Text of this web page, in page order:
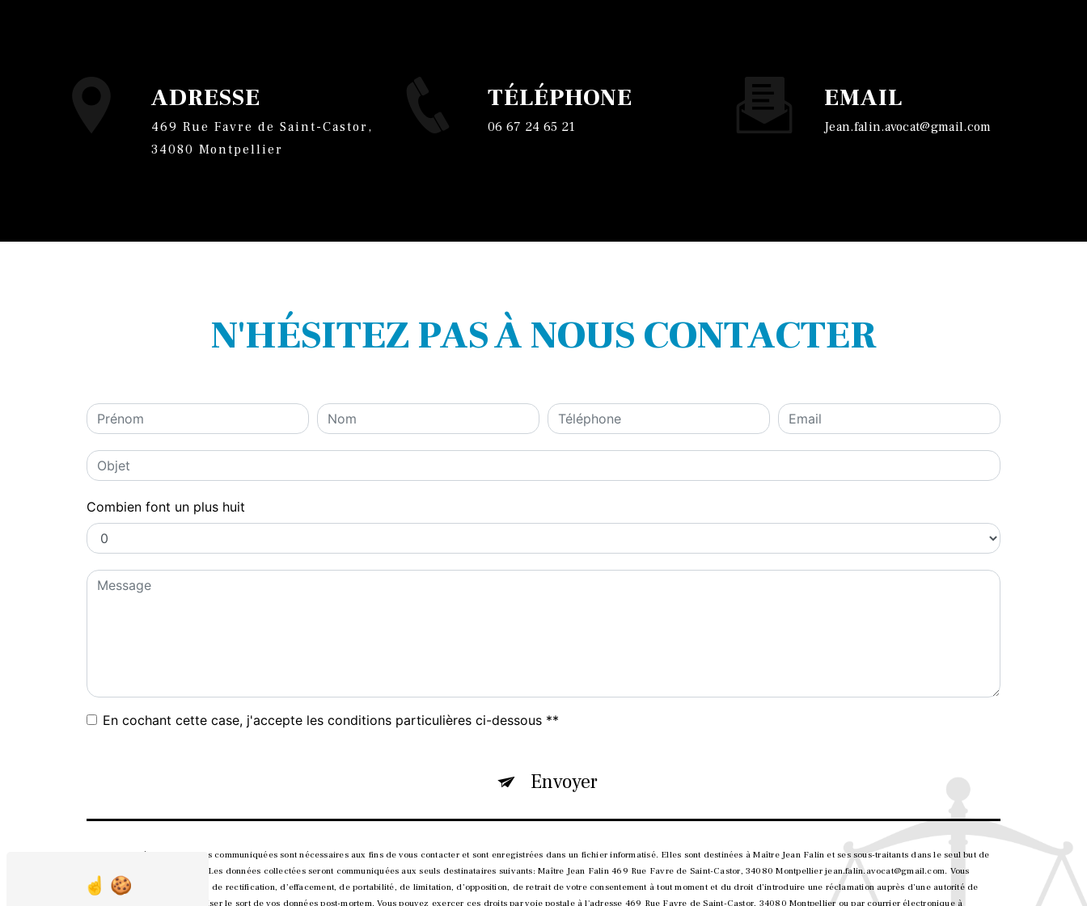
ADRESSE
469 Rue Favre de Saint-Castor,
34080 Montpellier
TÉLÉPHONE
06 67 24 65 21
EMAIL
jean.falin.avocat@gmail.com
N'HÉSITEZ PAS À NOUS CONTACTER
Combien font un plus huit
En cochant cette case, j'accepte les conditions particulières ci-dessous **
Envoyer
** Les données personnelles communiquées sont nécessaires aux fins de vous contacter et sont enregistrées dans un fichier informatisé. Elles sont destinées à Maître Jean Falin et ses sous-traitants dans le seul but de
répondre à votre message. Les données collectées seront communiquées aux seuls destinataires suivants: Maître Jean Falin 469 Rue Favre de Saint-Castor, 34080 Montpellier jean.falin.avocat@gmail.com. Vous
disposez de droits d’accès, de rectification, d’effacement, de portabilité, de limitation, d’opposition, de retrait de votre consentement à tout moment et du droit d’introduire une réclamation auprès d’une autorité de
contrôle, ainsi que d’organiser le sort de vos données post-mortem. Vous pouvez exercer ces droits par voie postale à l'adresse 469 Rue Favre de Saint-Castor, 34080 Montpellier ou par courrier électronique à